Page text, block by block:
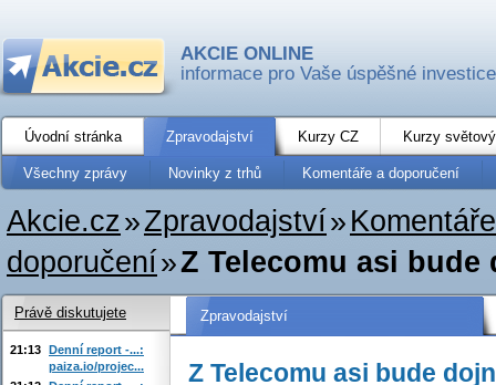
AKCIE ONLINE
informace pro Vaše úspěšné investice
Úvodní stránka Zpravodajství Kurzy CZ Kurzy
Všechny zprávy Novinky z trhů Komentáře a doporučení
Akcie.cz»Zpravodajství»
doporučení»Z Telecomu asi bude
Zpravodajství
Z Telecomu asi bude
Právě diskutujete
21:13 Denní report -...:
paiza.io/projec...